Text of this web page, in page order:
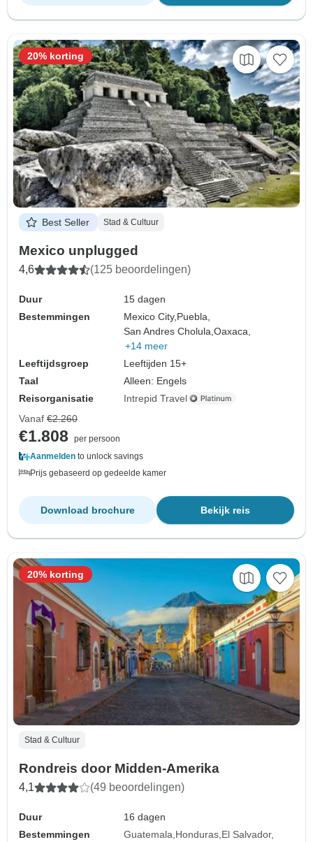
Best Seller Stad & Cultuur
Mexico unplugged
4,6 (125 beoordelingen)
Duur
15 dagen
Bestemmingen
Mexico City, Puebla,
San Andres Cholula,Oaxaca,
+14 meer
Leeftijdsgroep
Leeftijden 15+
Taal
Alleen: Engels
Reisorganisatie
Intrepid Travel
20% korting
Vanaf €2.260
€1.808
per persoon
Aanmelden to unlock savings
Prijs gebaseerd op gedeelde kamer
Bekijk reis
Download brochure
Stad & Cultuur
Rondreis door Midden-Amerika
4,1 (49 beoordelingen)
Duur
16 dagen
Bestemmingen
Guatemala Honduras El Salvador
20% korting